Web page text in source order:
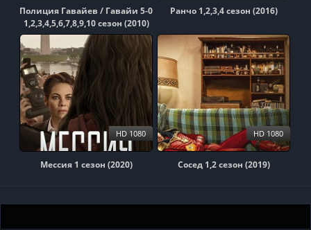
Полиция Гавайев / Гавайи 5-0
1,2,3,4,5,6,7,8,9,10 сезон (2010)
Ранчо 1,2,3,4 сезон (2016)
Мессия 1 сезон (2020)
HD 1080
Сосед 1,2 сезон (2019)
HD 1080